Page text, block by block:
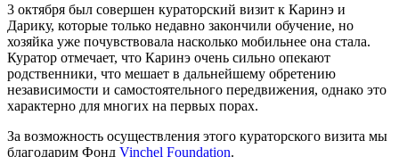
3 октября был совершен кураторский визит к Каринэ и
Дарику, которые только недавно закончили обучение, но
хозяйка уже почувствовала насколько мобильнее она стала.
Куратор отмечает, что Каринэ очень сильно опекают
родственники, что мешает в дальнейшему обретению
независимости и самостоятельного передвижения, однако это
характерно для многих на первых порах.
За возможность осуществления этого кураторского визита мы
благодарим Фонд Vinchel Foundation.